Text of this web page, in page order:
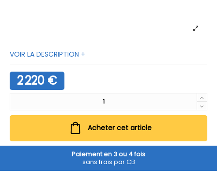
VOIR LA DESCRIPTION +
2 220 €
Acheter cet article
Paiement en 3 ou 4 fois
sans frais par CB